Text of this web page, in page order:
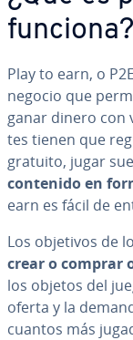
funciona?
Play to earn, o
negocio que
ganar dinero con
tes tienen que
gratuito, jugar
contenido en
earn es fácil de
Los objetivos de
crear o comprar
los objetos del
oferta y la
cuantos más